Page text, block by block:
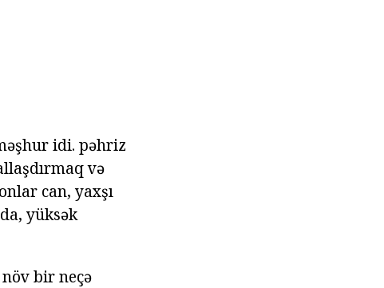
idi. pəhriz
və
can, yaxşı
yüksək
bir neçə